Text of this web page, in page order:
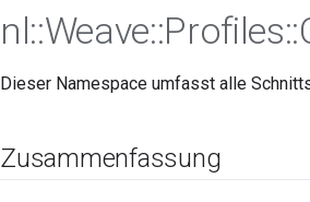
nl::Weave::Profiles::
Dieser Namespace umfasst alle
Zusammenfassung